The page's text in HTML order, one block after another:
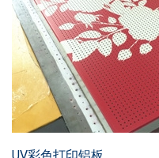
UV彩色打印铝板